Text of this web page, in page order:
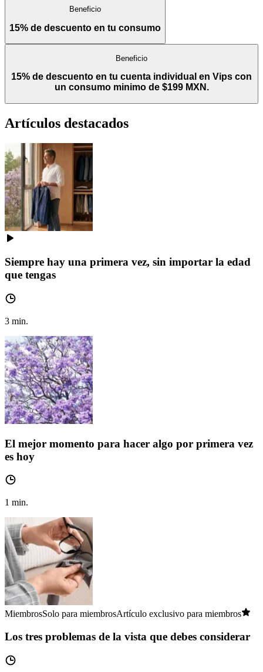
Beneficio
15% de descuento en tu consumo
Beneficio
15% de descuento en tu cuenta individual en Vips con
un consumo minimo de $199 MXN.
Artículos destacados
Siempre hay una primera vez, sin importar la edad
que tengas
3 min.
El mejor momento para hacer algo por primera vez
es hoy
1 min.
MiembrosSolo para miembrosArtículo exclusivo para miembros
Los tres problemas de la vista que debes considerar